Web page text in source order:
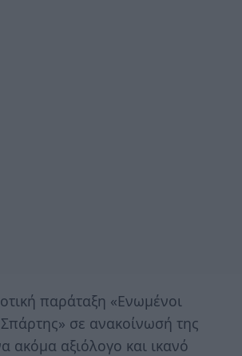
παράταξη «Ενωμένοι
σε ανακοίνωσή της
ακόμα αξιόλογο και ικανό